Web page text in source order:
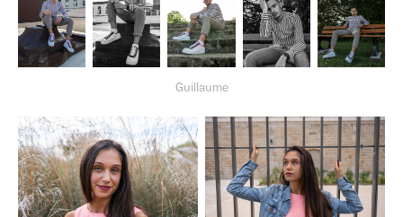
Guillaume